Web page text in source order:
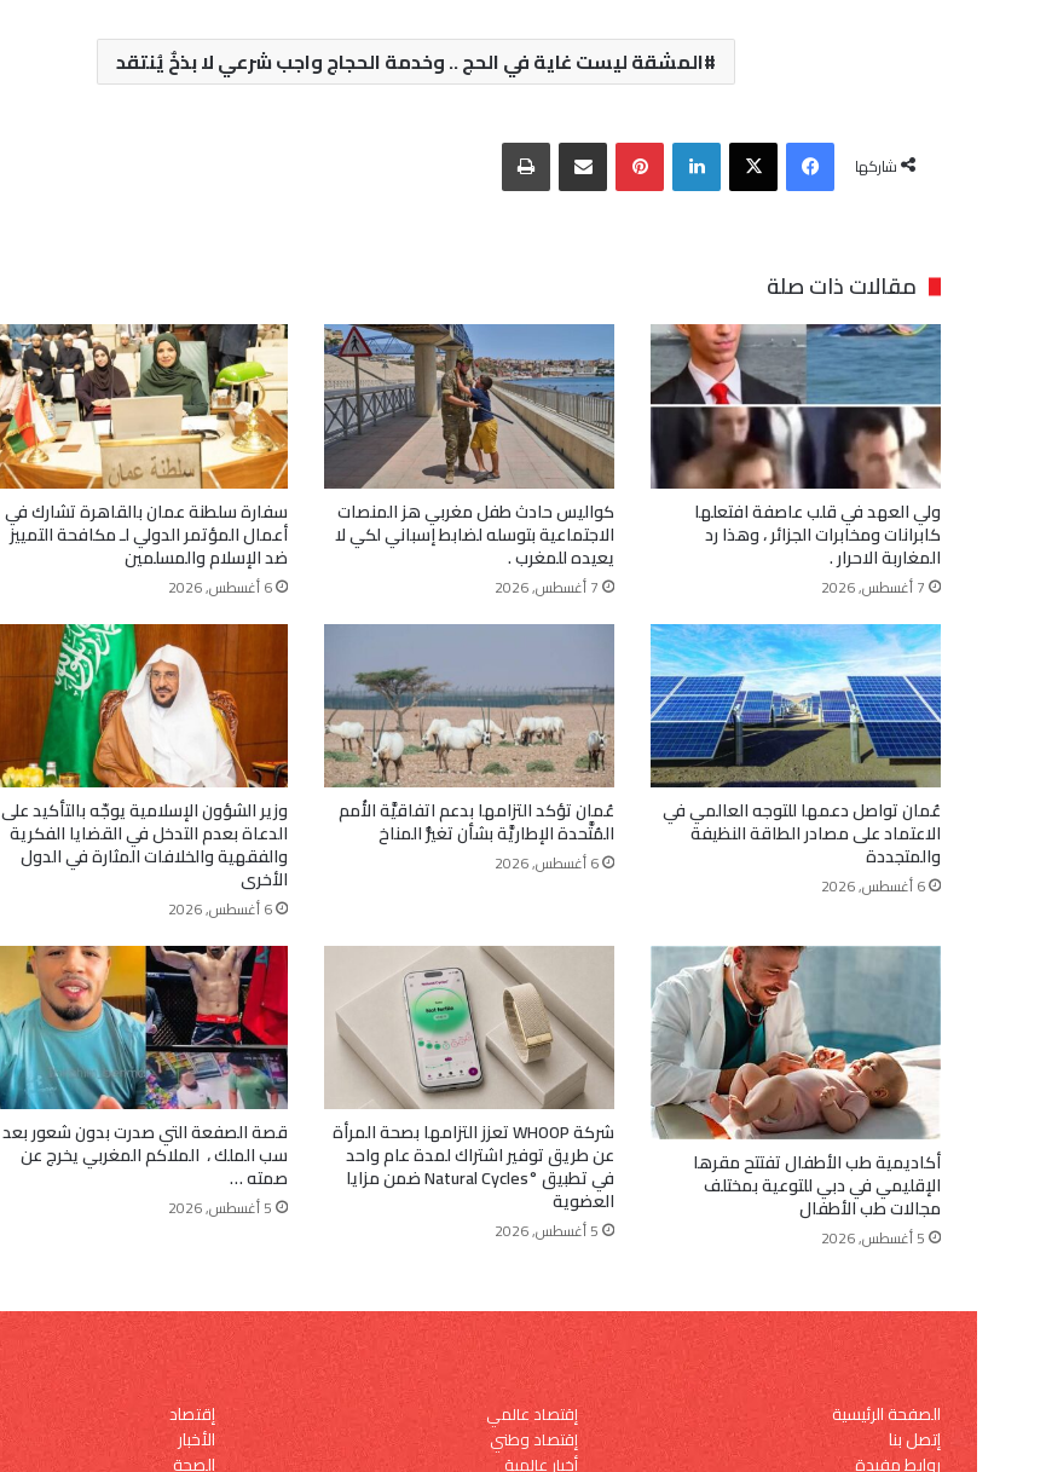
المشقة ليست غاية في الحج .. وخدمة الحجاج واجب شرعي لا بذخٌ يُنتقد
شاركها
فيسبوك‫X لينكدإن بينتيريستمشاركة عبر البريد طباعة
مقالات ذات صلة
ولي العهد في قلب عاصفة افتعلها
كابرانات ومخابرات الجزائر ، وهذا رد
المغاربة الاحرار .
7 أغسطس, 2026
كواليس حادث طفل مغربي هز المنصات
الاجتماعية بتوسله لضابط إسباني لكي لا
يعيده للمغرب .
7 أغسطس, 2026
سفارة سلطنة عمان بالقاهرة تشارك في
أعمال المؤتمر الدولي لـ مكافحة التمييز
ضد الإسلام والمسلمين
6 أغسطس, 2026
عُمان تواصل دعمها للتوجه العالمي في
الاعتماد على مصادر الطاقة النظيفة
والمتجددة
6 أغسطس, 2026
عُمان تؤكد التزامها بدعم اتفاقيَّة الأُمم
المُتَّحدة الإطاريَّة بشأن تغيُّر المناخ
6 أغسطس, 2026
وزير الشؤون الإسلامية يوجّه بالتأكيد على
الدعاة بعدم التدخل في القضايا الفكرية
والفقهية والخلافات المثارة في الدول
الأخرى
6 أغسطس, 2026
أكاديمية طب الأطفال تفتتح مقرها
الإقليمي في دبي للتوعية بمختلف
مجالات طب الأطفال
5 أغسطس, 2026
شركة WHOOP تعزز التزامها بصحة المرأة
عن طريق توفير اشتراك لمدة عام واحد
في تطبيق Natural Cycles°‎ ضمن مزايا
العضوية
5 أغسطس, 2026
قصة الصفعة التي صدرت بدون شعور بعد
سب الملك ، الملاكم المغربي يخرج عن
صمته …
5 أغسطس, 2026
الصفحة الرئيسية
إتصل بنا
روابط مفيدة
إقتصاد عالمي
إقتصاد وطني
أخبار عالمية
إقتصاد
الأخبار
الصحة